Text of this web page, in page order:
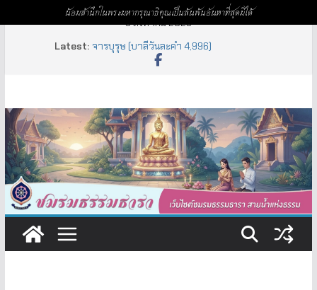
9 สิงหาคม 2026
Latest: จารบุรุษ (บาลีวันละคำ 4,996)
ห้าพัน (บาลีวันละคำ 5,000)
น้อมสำนึกในพระมหากรุณาธิคุณเป็นล้นพ้นอันหาที่สุดมิได้